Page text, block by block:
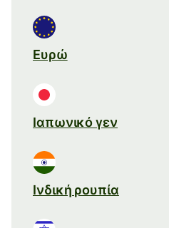
Ευρώ
Ιαπωνικό γεν
Ινδική ρουπία